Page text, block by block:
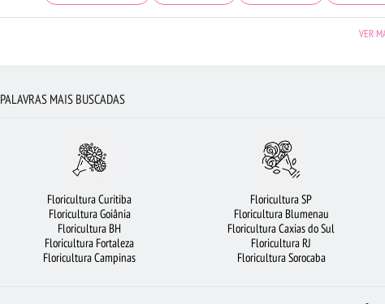
VER
PALAVRAS MAIS BUSCADAS
Floricultura Curitiba
Floricultura Goiânia
Floricultura BH
Floricultura Fortaleza
Floricultura Campinas
Floricultura SP
Floricultura Blumenau
Floricultura Caxias do Sul
Floricultura RJ
Floricultura Sorocaba